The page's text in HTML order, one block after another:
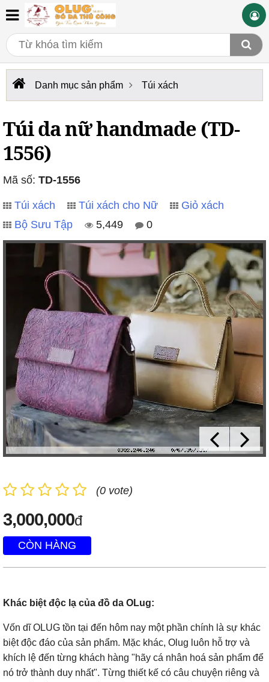
Danh mục sản phẩm Túi xách
Túi da nữ handmade (TD-
1556)
Mã số: TD-1556
Túi xách Túi xách cho Nữ
Giỏ xách
Bộ Sưu Tập
5,449 0
(0 vote)
3,000,000đ
CÒN HÀNG
Khác biệt độc lạ của đồ da OLug:
Vốn dĩ OLUG tồn tại đến hôm nay một phần chính là sự khác
biệt độc đáo của sản phẩm. Mặc khác, Olug luôn hỗ trợ và
khích lệ đến từng khách hàng "hãy cá nhân hoá sản phẩm để
nó trở thành duy nhất". Từng thiết kế có câu chuyện riêng và